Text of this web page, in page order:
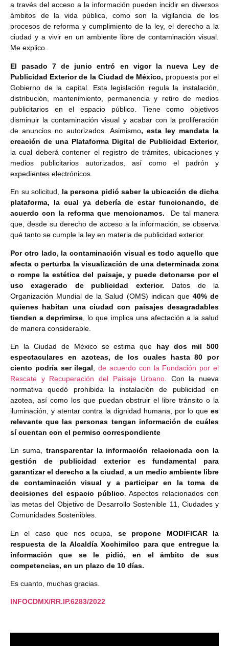
a través del acceso a la información pueden incidir en diversos
ámbitos de la vida pública, como son la vigilancia de los
procesos de reforma y cumplimiento de la ley, el derecho a la
ciudad y a vivir en un ambiente libre de contaminación visual.
Me explico.
El pasado 7 de junio entró en vigor la nueva Ley de
Publicidad Exterior de la Ciudad de México, propuesta por el
Gobierno de la capital. Esta legislación regula la instalación,
distribución, mantenimiento, permanencia y retiro de medios
publicitarios en el espacio público. Tiene como objetivos
disminuir la contaminación visual y acabar con la proliferación
de anuncios no autorizados. Asimismo, esta ley mandata la
creación de una Plataforma Digital de Publicidad Exterior,
la cual deberá contener el registro de trámites, ubicaciones y
medios publicitarios autorizados, así como el padrón y
expedientes electrónicos.
En su solicitud, la persona pidió saber la ubicación de dicha
plataforma, la cual ya debería de estar funcionando, de
acuerdo con la reforma que mencionamos.
De tal manera
que, desde su derecho de acceso a la información, se observa
qué tanto se cumple la ley en materia de publicidad exterior.
Por otro lado, la contaminación visual es todo aquello que
afecta o perturba la visualización de una determinada zona
o rompe la estética del paisaje, y puede detonarse por el
uso exagerado de publicidad exterior. Datos de la
Organización Mundial de la Salud (OMS) indican que 40% de
quienes habitan una ciudad con paisajes desagradables
tienden a deprimirse , lo que implica una afectación a la salud
de manera considerable.
En la Ciudad de México se estima que hay dos mil 500
espectaculares en azoteas, de los cuales hasta 80 por
ciento podría ser ilegal ,de acuerdo con la Fundación por el
Rescate y Recuperación del Paisaje Urbano . Con la nueva
normativa quedó prohibida la instalación de publicidad en
azotea, así como los que puedan obstruir el libre tránsito o la
iluminación, y atentar contra la dignidad humana, por lo que es
relevante que las personas tengan información de cuáles
sí cuentan con el permiso correspondiente
En suma, transparentar la información relacionada con la
gestión de publicidad exterior es fundamental para
garantizar el derecho a la ciudad, a un medio ambiente libre
de contaminación visual y a participar en la toma de
decisiones del espacio público. Aspectos relacionados con
las metas del Objetivo de Desarrollo Sostenible 11, Ciudades y
Comunidades Sostenibles.
En el caso que nos ocupa, se propone MODIFICAR la
respuesta de la Alcaldía Xochimilco para que entregue la
información que se le pidió, en el ámbito de sus
competencias, en un plazo de 10 días.
Es cuanto, muchas gracias.
INFOCDMX/RR.IP.6283/2022